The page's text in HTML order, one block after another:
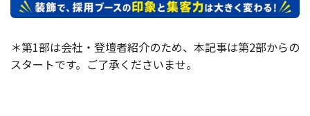
＊第1部は会社・登壇者紹介のため、本記事は第2部からの
スタートです。ご了承くださいませ。